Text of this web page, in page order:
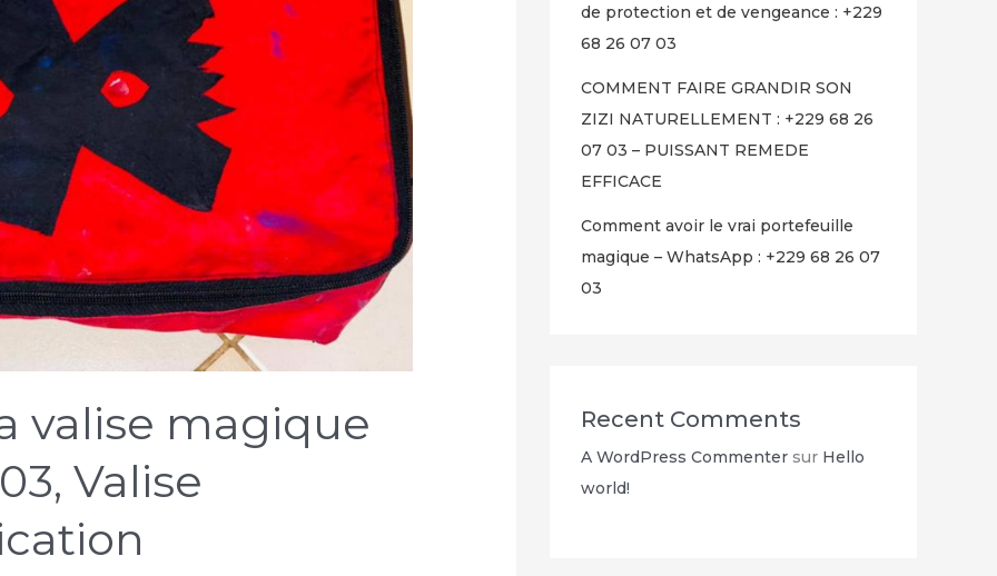
valise magique
Valise
de protection et de vengeance : +229
68 26 07 03
COMMENT FAIRE GRANDIR SON
ZIZI NATURELLEMENT : +229 68 26
07 03 – PUISSANT REMEDE
EFFICACE
Comment avoir le vrai portefeuille
magique – WhatsApp : +229 68 26 07
03
Recent Comments
A WordPress Commenter sur Hello
world!